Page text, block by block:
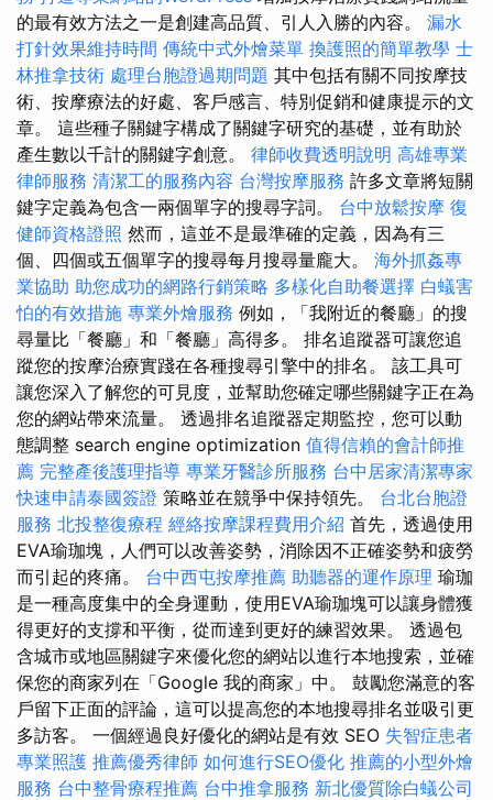
的最有效方法之一是創建高品質、引人入勝的內容。 漏水
打針效果維持時間 傳統中式外燴菜單 換護照的簡單教學 士
林推拿技術 處理台胞證過期問題 其中包括有關不同按摩技
術、按摩療法的好處、客戶感言、特別促銷和健康提示的文
章。 這些種子關鍵字構成了關鍵字研究的基礎，並有助於
產生數以千計的關鍵字創意。 律師收費透明說明 高雄專業
律師服務 清潔工的服務內容 台灣按摩服務 許多文章將短關
鍵字定義為包含一兩個單字的搜尋字詞。 台中放鬆按摩 復
健師資格證照 然而，這並不是最準確的定義，因為有三
個、四個或五個單字的搜尋每月搜尋量龐大。 海外抓姦專
業協助 助您成功的網路行銷策略 多樣化自助餐選擇 白蟻害
怕的有效措施 專業外燴服務 例如，「我附近的餐廳」的搜
尋量比「餐廳」和「餐廳」高得多。 排名追蹤器可讓您追
蹤您的按摩治療實踐在各種搜尋引擎中的排名。 該工具可
讓您深入了解您的可見度，並幫助您確定哪些關鍵字正在為
您的網站帶來流量。 透過排名追蹤器定期監控，您可以動
態調整 search engine optimization 值得信賴的會計師推
薦 完整產後護理指導 專業牙醫診所服務 台中居家清潔專家
快速申請泰國簽證 策略並在競爭中保持領先。 台北台胞證
服務 北投整復療程 經絡按摩課程費用介紹 首先，透過使用
EVA瑜珈塊，人們可以改善姿勢，消除因不正確姿勢和疲勞
而引起的疼痛。 台中西屯按摩推薦 助聽器的運作原理 瑜珈
是一種高度集中的全身運動，使用EVA瑜珈塊可以讓身體獲
得更好的支撐和平衡，從而達到更好的練習效果。 透過包
含城市或地區關鍵字來優化您的網站以進行本地搜索，並確
保您的商家列在「Google 我的商家」中。 鼓勵您滿意的客
戶留下正面的評論，這可以提高您的本地搜尋排名並吸引更
多訪客。 一個經過良好優化的網站是有效 SEO 失智症患者
專業照護 推薦優秀律師 如何進行SEO優化 推薦的小型外燴
服務 台中整骨療程推薦 台中推拿服務 新北優質除白蟻公司